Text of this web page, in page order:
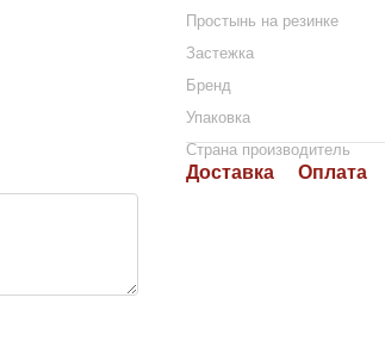
Простынь на резинке
Застежка
Бренд
Упаковка
Страна производитель
Доставка Оплата